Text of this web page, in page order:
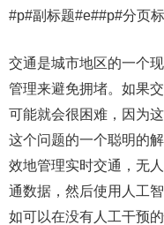
#p#副标题#e##p#分页
交通是城市地区的一个
管理来避免拥堵。如果
可能就会很困难，因为
这个问题的一个聪明的
效地管理实时交通，无
通数据，然后使用人工
如可以在没有人工干预